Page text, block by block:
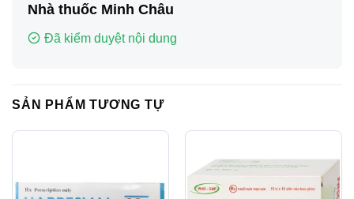
Nhà thuốc Minh Châu
Đã kiểm duyệt nội dung
SẢN PHẨM TƯƠNG TỰ